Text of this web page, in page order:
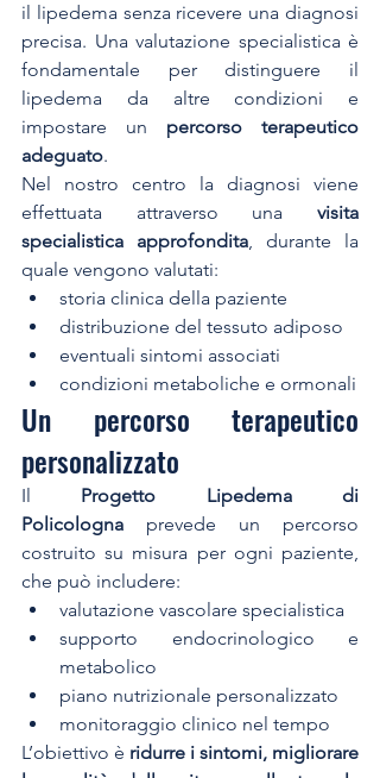
il lipedema senza ricevere una diagnosi
precisa. Una valutazione specialistica è
fondamentale per distinguere il
lipedema da altre condizioni e
impostare un percorso terapeutico
adeguato.
Nel nostro centro la diagnosi viene
effettuata attraverso una visita
specialistica approfondita, durante la
quale vengono valutati:
storia clinica della paziente
distribuzione del tessuto adiposo
eventuali sintomi associati
condizioni metaboliche e ormonali
Un percorso terapeutico
personalizzato
Il Progetto Lipedema di
Policologna prevede un percorso
costruito su misura per ogni paziente,
che può includere:
valutazione vascolare specialistica
supporto endocrinologico e
metabolico
piano nutrizionale personalizzato
monitoraggio clinico nel tempo
L’obiettivo è ridurre i sintomi, migliorare